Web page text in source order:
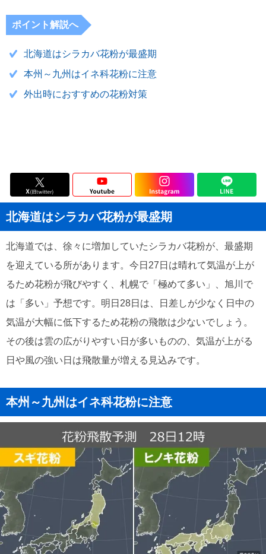
ポイント解説へ
北海道はシラカバ花粉が最盛期
本州～九州はイネ科花粉に注意
外出時におすすめの花粉対策
北海道はシラカバ花粉が最盛期
北海道では、徐々に増加していたシラカバ花粉が、最盛期
を迎えている所があります。今日27日は晴れて気温が上が
るため花粉が飛びやすく、札幌で「極めて多い」、旭川で
は「多い」予想です。明日28日は、日差しが少なく日中の
気温が大幅に低下するため花粉の飛散は少ないでしょう。
その後は雲の広がりやすい日が多いものの、気温が上がる
日や風の強い日は飛散量が増える見込みです。
本州～九州はイネ科花粉に注意